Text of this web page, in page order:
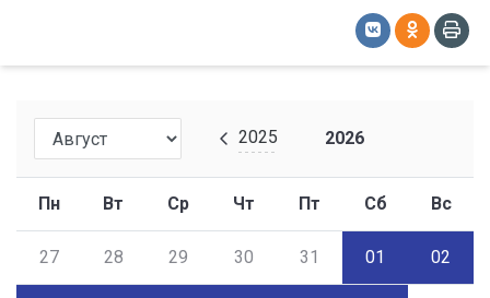
2025 2026
Пн Вт Ср Чт Пт Сб Вс
27 28 29 30 31 01 02